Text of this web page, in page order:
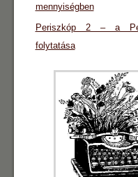
mennyiségben
Periszkóp 2 – a
folytatása